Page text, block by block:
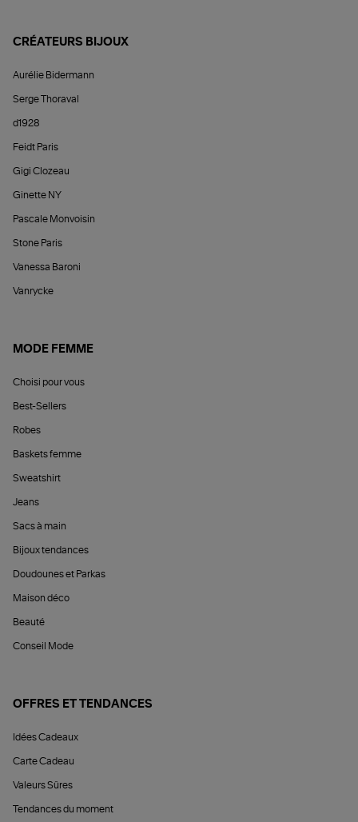
CRÉATEURS BIJOUX
Aurélie Bidermann
Serge Thoraval
d1928
Feidt Paris
Gigi Clozeau
Ginette NY
Pascale Monvoisin
Stone Paris
Vanessa Baroni
Vanrycke
MODE FEMME
Choisi pour vous
Best-Sellers
Robes
Baskets femme
Sweatshirt
Jeans
Sacs à main
Bijoux tendances
Doudounes et Parkas
Maison déco
Beauté
Conseil Mode
OFFRES ET TENDANCES
Idées Cadeaux
Carte Cadeau
Valeurs Sûres
Tendances du moment